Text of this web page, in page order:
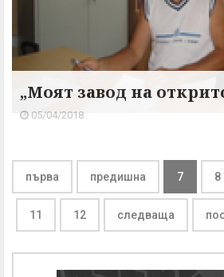
„Моят завод на
05/04/2018
първа предишна 7 8
11 12 следваща